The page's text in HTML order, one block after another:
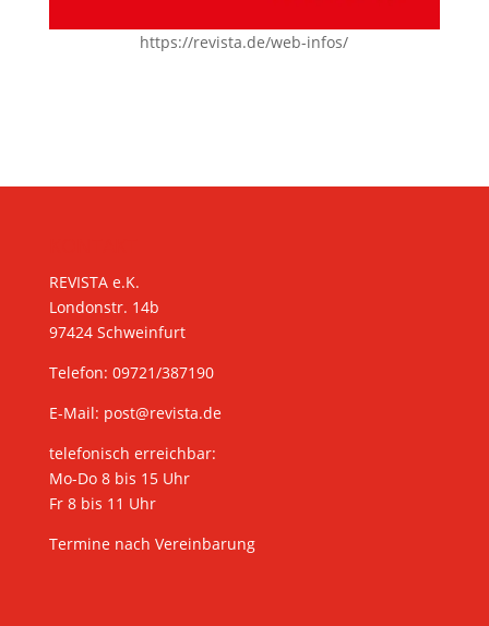
https://revista.de/web-infos/
REVISTA e.K.
Londonstr. 14b
97424 Schweinfurt
Telefon: 09721/387190
E-Mail: post@revista.de
telefonisch erreichbar:
Mo-Do 8 bis 15 Uhr
Fr 8 bis 11 Uhr
Termine nach Vereinbarung